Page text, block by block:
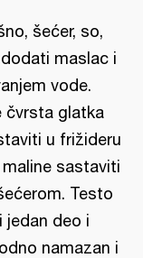
šećer, so,
maslac i
vode.
čvrsta glatka
u frižideru
sastaviti
Testo
jedan deo i
namazan i